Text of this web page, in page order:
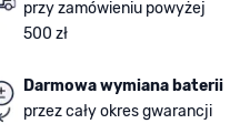
przy zamówieniu powyżej
500 zł
Darmowa wymiana baterii
przez cały okres gwarancji